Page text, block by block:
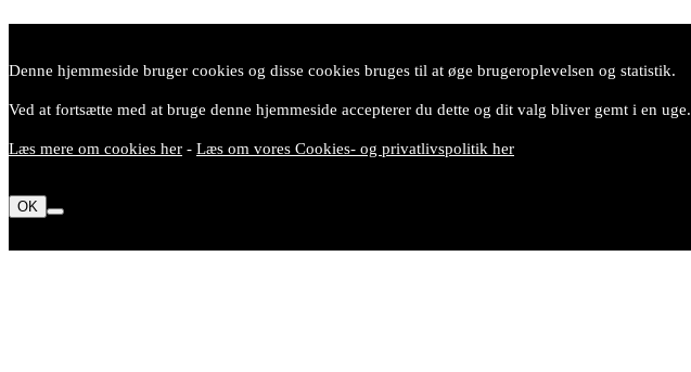
Denne hjemmeside bruger cookies og disse cookies bruges til at øge brugeroplevelsen og statistik.
Ved at fortsætte med at bruge denne hjemmeside accepterer du dette og dit valg bliver gemt i en uge.
Læs mere om cookies her - Læs om vores Cookies- og privatlivspolitik her
OK